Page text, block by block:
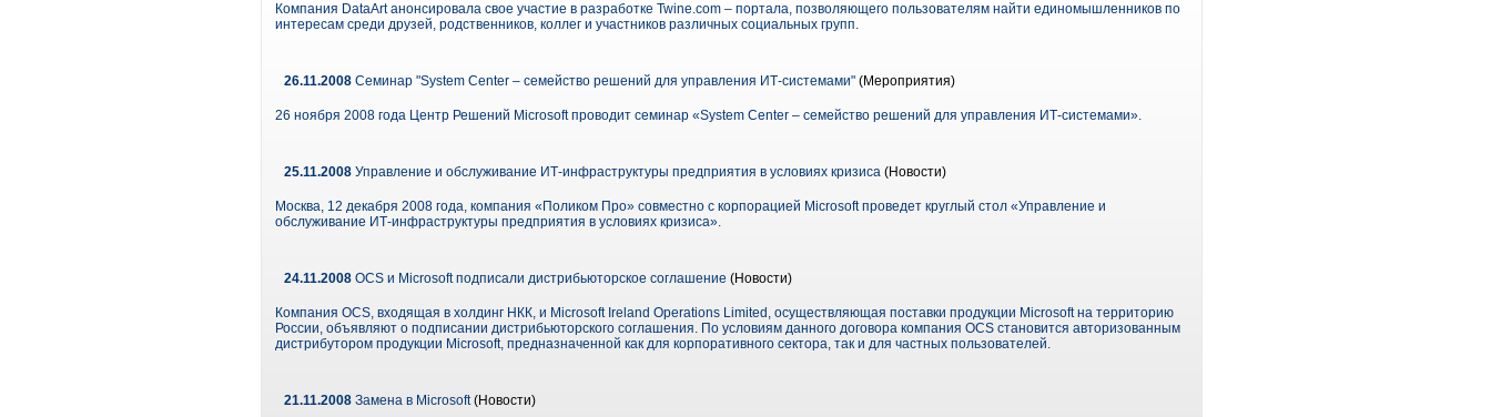
Компания DataArt анонсировала свое участие в разработке Twine.com – портала, позволяющего пользователям найти единомышленников по
интересам среди друзей, родственников, коллег и участников различных социальных групп.
26.11.2008 Семинар "System Center – семейство решений для управления ИТ-системами" (Мероприятия)
26 ноября 2008 года Центр Решений Microsoft проводит семинар «System Center – семейство решений для управления ИТ-системами».
25.11.2008 Управление и обслуживание ИТ-инфраструктуры предприятия в условиях кризиса (Новости)
Москва, 12 декабря 2008 года, компания «Поликом Про» совместно с корпорацией Microsoft проведет круглый стол «Управление и
обслуживание ИТ-инфраструктуры предприятия в условиях кризиса».
24.11.2008 OCS и Microsoft подписали дистрибьюторское соглашение (Новости)
Компания OCS, входящая в холдинг НКК, и Microsoft Ireland Operations Limited, осуществляющая поставки продукции Microsoft на территорию
России, объявляют о подписании дистрибьюторского соглашения. По условиям данного договора компания OCS становится авторизованным
дистрибутором продукции Microsoft, предназначенной как для корпоративного сектора, так и для частных пользователей.
21.11.2008 Замена в Microsoft(Новости)